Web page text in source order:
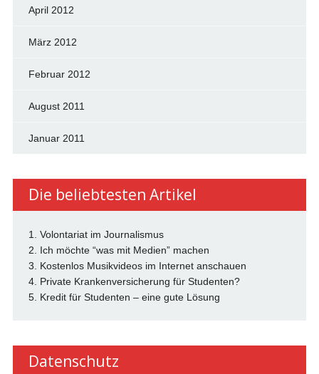
April 2012
März 2012
Februar 2012
August 2011
Januar 2011
Die beliebtesten Artikel
1. Volontariat im Journalismus
2. Ich möchte “was mit Medien” machen
3. Kostenlos Musikvideos im Internet anschauen
4. Private Krankenversicherung für Studenten?
5. Kredit für Studenten – eine gute Lösung
Datenschutz